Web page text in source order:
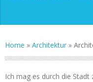
Home » Architektur »
Ich mag es durch die